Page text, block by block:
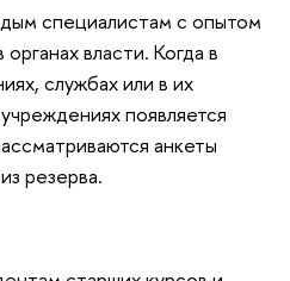
специалистам с опытом
власти. Когда в
службах или в их
появляется
анкеты
резерва.